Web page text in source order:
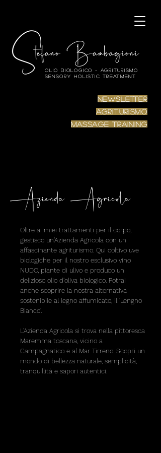
Olio biologico – Agriturismo
Sensory Holistic Treatment
Newsletter
Agriturismo
Massage Training
Azienda Agricola
Oltre ai miei trattamenti per il corpo,
gestisco un'Azienda Agricola con un
affascinante agriturismo. Qui coltivo uve
biologiche per il nostro esclusivo vino
NUDO, piante di ulivo e produco un
delizioso olio d'oliva biologico. Potrai
anche scoprire la nostra alternativa
sostenibile al legno affumicato, il 'Lengno
Bianco'.
L'Azienda Agricola si trova nella pittoresca
Maremma toscana, vicino a
Campagnatico e al Mar Tirreno. Scopri un
mondo di bellezza naturale, semplicità,
tranquillità e sapori autentici.